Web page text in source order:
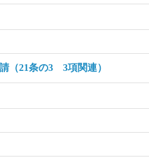
（21条の3 3項関連）